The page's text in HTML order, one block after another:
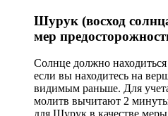
Шурук (восход
мер
Солнце должно
если вы находитесь на
видимым раньше. Для
молитв вычитают 2